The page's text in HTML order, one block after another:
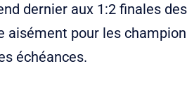
dernier aux 1:2 finales
aisément pour les
échéances.